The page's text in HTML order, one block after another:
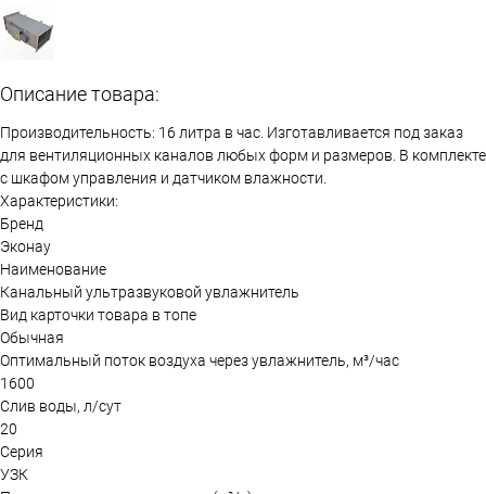
Описание товара:
Производительность: 16 литра в час. Изготавливается под заказ
для вентиляционных каналов любых форм и размеров. В комплекте
с шкафом управления и датчиком влажности.
Характеристики:
Бренд
Эконау
Наименование
Канальный ультразвуковой увлажнитель
Вид карточки товара в топе
Обычная
Оптимальный поток воздуха через увлажнитель, м³/час
1600
Слив воды, л/сут
20
Серия
УЗК